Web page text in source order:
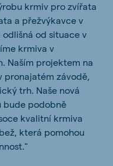
krmiv pro zvířata
a přežvýkavce v
od situace v
krmiva v
Naším projektem na
pronajatém závodě,
trh. Naše nová
bude podobně
kvalitní krmiva
která pomohou